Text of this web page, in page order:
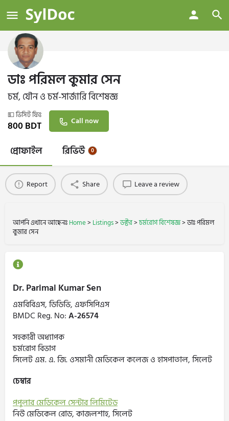
ডাঃ পরিমল কুমার সেন
চর্ম, যৌন ও চর্ম-সার্জারি বিশেষজ্ঞ
💵 ভিসিট ফিঃ
800BDT Call now
প্রোফাইল রিভিউ 0
Report Share Leave a review
আপনি এখানে আছেনঃHome> Listings>ডক্টর>চর্মরোগ বিশেষজ্ঞ>ডাঃ পরিমল
কুমার সেন
Dr. Parimal Kumar Sen
এমবিবিএস, ডিডিভি, এফসিপিএস
BMDC Reg. No:A-26574
সহকারী অধ্যাপক
চর্মরোগ বিভাগ
সিলেট এম. এ. জি. ওসমানী মেডিকেল কলেজ ও হাসপাতাল, সিলেট
চেম্বার
পপুলার মেডিকেল সেন্টার লিমিটেড
নিউ মেডিকেল রোড, কাজলশাহ, সিলেট